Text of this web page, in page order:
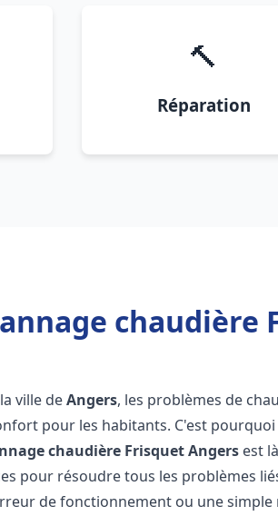
🔨
Réparation
chaudière
ville deAngers, les problèmes de
pour les habitants. C'est
chaudière FrisquetAngers est
pour résoudre tous les problèmes
de fonctionnement ou une